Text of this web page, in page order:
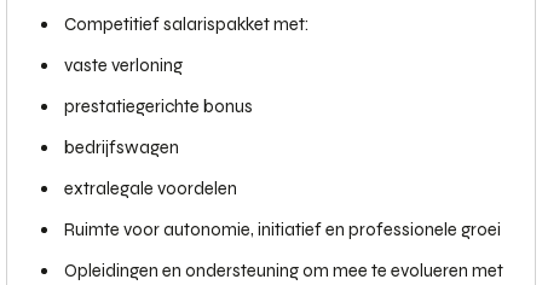
Competitief salarispakket met:
vaste verloning
prestatiegerichte bonus
bedrijfswagen
extralegale voordelen
Ruimte voor autonomie, initiatief en professionele groei
Opleidingen en ondersteuning om mee te evolueren met